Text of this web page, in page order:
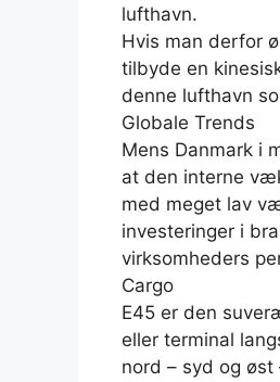
lufthavn.
Hvis man derfor
tilbyde en
denne lufthavn
Globale Trends
Mens Danmark i
at den interne
med meget lav
investeringer i
virksomheders
Cargo
E45 er den
eller terminal
nord – syd og